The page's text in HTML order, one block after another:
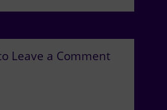
Leave a Comment